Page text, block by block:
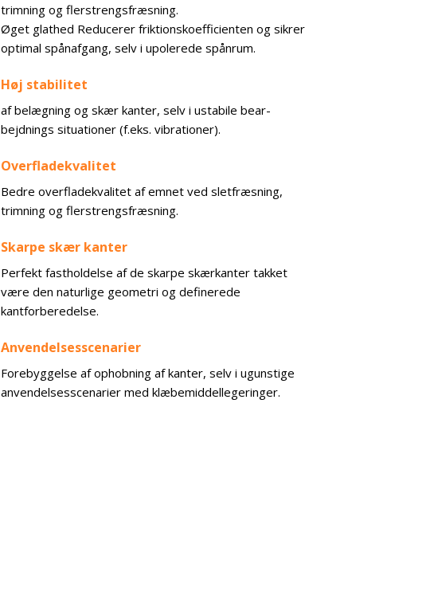
trimning og flerstrengsfræsning.
Øget glathed Reducerer friktionskoefficienten og sikrer
optimal spånafgang, selv i upolerede spånrum.
Høj stabilitet
af belægning og skær kanter, selv i ustabile bear-
bejdnings situationer (f.eks. vibrationer).
Overfladekvalitet
Bedre overfladekvalitet af emnet ved sletfræsning,
trimning og flerstrengsfræsning.
Skarpe skær kanter
Perfekt fastholdelse af de skarpe skærkanter takket
være den naturlige geometri og definerede
kantforberedelse.
Anvendelsesscenarier
Forebyggelse af ophobning af kanter, selv i ugunstige
anvendelsesscenarier med klæbemiddellegeringer.